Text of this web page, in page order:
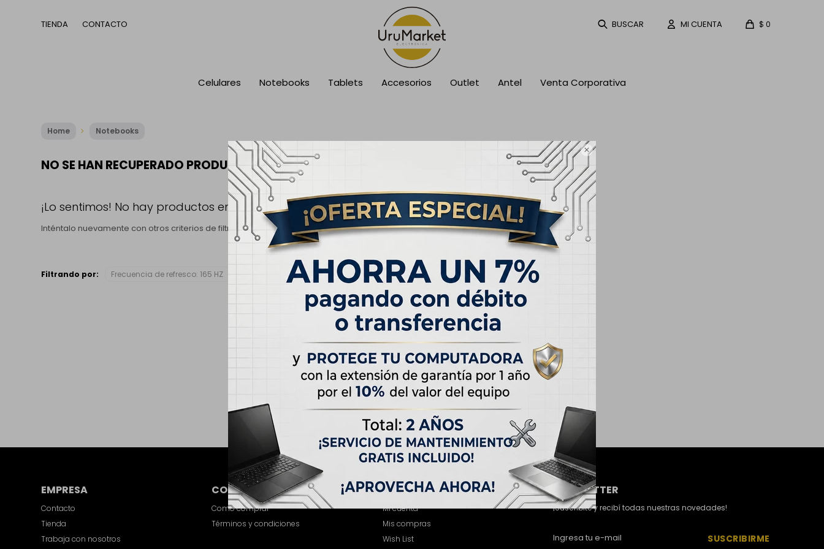

Celulares Notebooks Tablets Accesorios Outlet Antel Venta Corporativa
$ 0
TIENDA CONTACTO
Home Notebooks
NO SE HAN RECUPERADO PRODUCTOS
¡Lo sentimos! No hay productos en esta sección.
Inténtalo nuevamente con otros criterios de filtrado o busca en otras secciones de nuestro catálogo.
Filtrando por: Frecuencia de refresco: 165 HZ
EMPRESA
Contacto
Tienda
Trabaja con nosotros
COMPRA
Como comprar
Términos y condiciones
MI CUENTA
Mi cuenta
Mis compras
Wish List
NEWSLETTER
¡Suscribite y recibí todas nuestras novedades!
SUSCRIBIRME